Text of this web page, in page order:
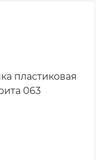
пластиковая
063